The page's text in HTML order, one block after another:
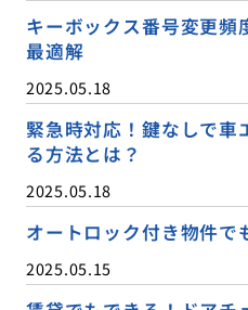
キーボックス番号変更頻
最適解
2025.05.18
緊急時対応！鍵なしで車
る方法とは？
2025.05.18
オートロック付き物件で
2025.05.15